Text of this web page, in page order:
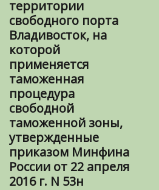
территории
свободного порта
Владивосток, на
которой
применяется
таможенная
процедура
свободной
таможенной зоны,
утвержденные
приказом Минфина
России от 22 апреля
2016 г. N 53н